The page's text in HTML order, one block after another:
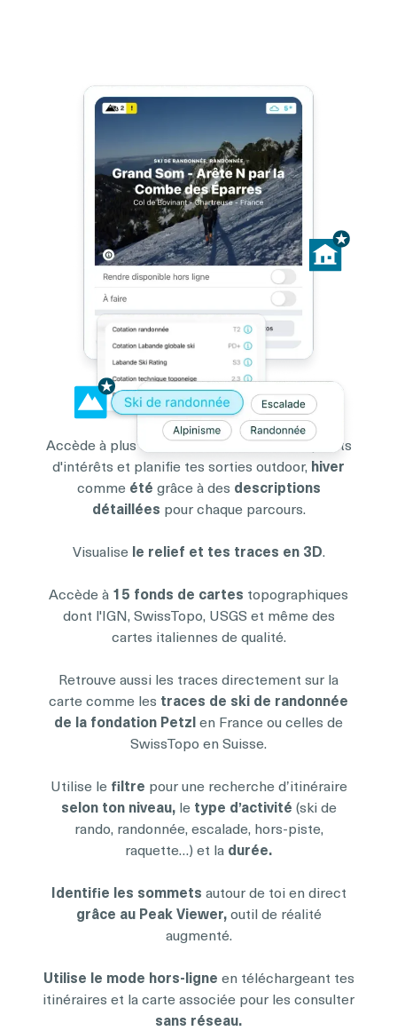
Accède à plus de 100 000 itinéraireset points
d'intérêts et planifie tes sorties outdoor, hiver
comme été grâce à des descriptions
détaillées pour chaque parcours.
Visualisele relief et tes traces en 3D.
Accède à 15 fonds de cartes topographiques
dont l'IGN, SwissTopo, USGS et même des
cartes italiennes de qualité.
Retrouve aussi les traces directement sur la
carte comme les traces de ski de randonnée
de la fondation Petzlen France ou celles de
SwissTopo en Suisse.
Utilise le filtre pour une recherche d’itinéraire
selon ton niveau,le type d’activité (ski de
rando, randonnée, escalade, hors-piste,
raquette…) et la durée.
Identifie les sommets autour de toi en direct
grâce au Peak Viewer,outil de réalité
augmenté.
Utilise le mode hors-ligne en téléchargeant tes
itinéraires et la carte associée pour les consulter
sans réseau.